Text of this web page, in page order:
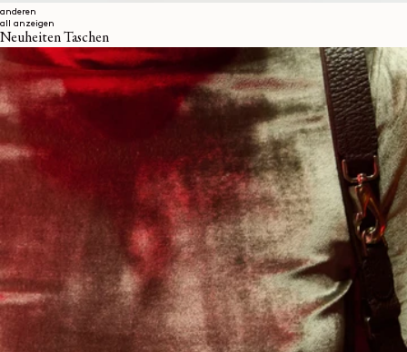
anderen
all anzeigen
Neuheiten Taschen